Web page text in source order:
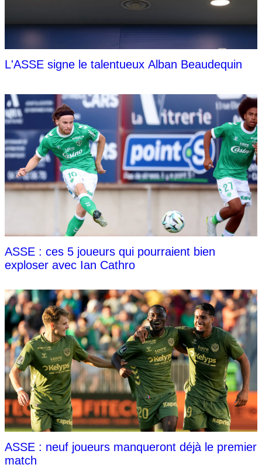
L'ASSE signe le talentueux Alban Beaudequin
ASSE : ces 5 joueurs qui pourraient bien
exploser avec Ian Cathro
ASSE : neuf joueurs manqueront déjà le premier
match